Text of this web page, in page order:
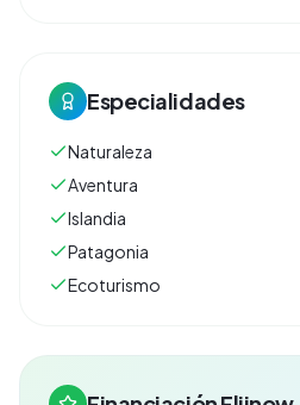
Especialidades
Naturaleza
Aventura
Islandia
Patagonia
Ecoturismo